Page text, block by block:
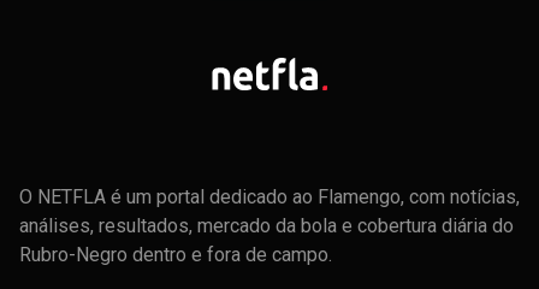
O NETFLA é um portal dedicado ao Flamengo, com notícias,
análises, resultados, mercado da bola e cobertura diária do
Rubro-Negro dentro e fora de campo.